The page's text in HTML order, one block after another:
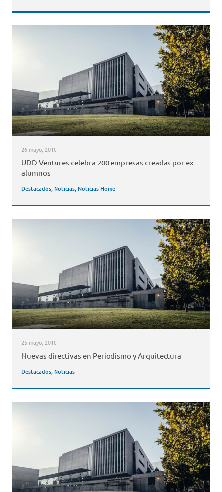
26 mayo, 2010
UDD Ventures celebra 200 empresas creadas por ex
alumnos
Destacados, Noticias, Noticias Home
25 mayo, 2010
Nuevas directivas en Periodismo y Arquitectura
Destacados, Noticias